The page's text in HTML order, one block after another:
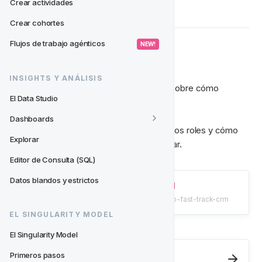
Crear actividades
Crear cohortes
Flujos de trabajo agénticos NEW!
INSIGHTS Y ANÁLISIS
El Data Studio
Dashboards
Explorar
Editor de Consulta (SQL)
Datos blandos y estrictos
EL SINGULARITY MODEL
El Singularity Model
Primeros pasos
Comienza con lo básico y aprende más sobre cómo
funciona Fast Track CRM.
Es importante entender cómo crear nuevos roles y cómo
configurar nuevos usuarios para comenzar.
Bienvenido a Fast Track CRM
/knowledge-base/ft-crm/welcome-to-fast-track-crm
Next- FT CRM